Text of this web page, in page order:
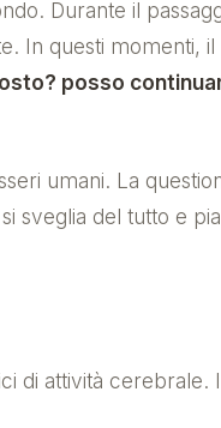
Durante il
In questi momenti, il
posso
umani. La
sveglia del tutto e
di attività cerebrale.